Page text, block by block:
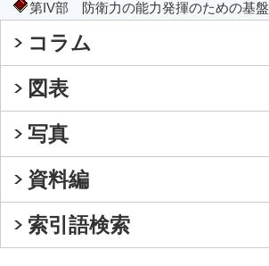
第IV部 防衛力の能力発揮のための基盤
コラム
図表
写真
資料編
索引語検索